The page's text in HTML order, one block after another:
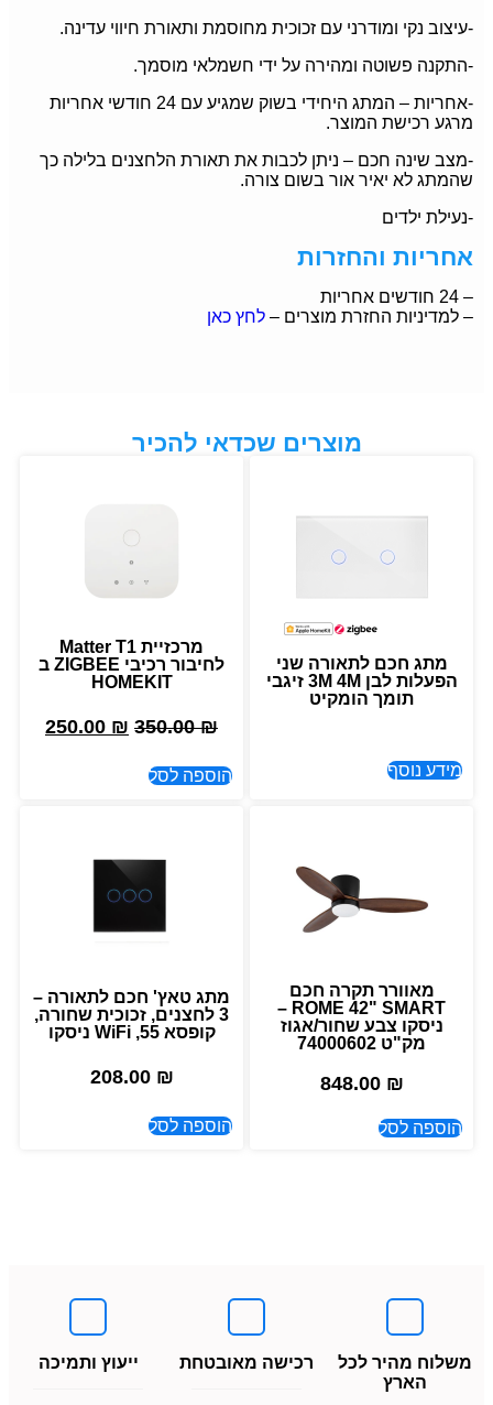
-עיצוב נקי ומודרני עם זכוכית מחוסמת ותאורת חיווי עדינה.
-התקנה פשוטה ומהירה על ידי חשמלאי מוסמך.
-אחריות – המתג היחידי בשוק שמגיע עם 24 חודשי אחריות
מרגע רכישת המוצר.
-מצב שינה חכם – ניתן לכבות את תאורת הלחצנים בלילה כך
שהמתג לא יאיר אור בשום צורה.
-נעילת ילדים
אחריות והחזרות
– 24 חודשים אחריות
– למדיניות החזרת מוצרים – לחץ כאן
מוצרים שכדאי להכיר
מתג חכם לתאורה שני
הפעלות לבן 3M 4M זיגבי
תומך הומקיט
מידע נוסף
מרכזיית Matter T1
לחיבור רכיבי ZIGBEE ב
HOMEKIT
350.00₪
250.00 ₪
הוספה לסל
מאוורר תקרה חכם
ROME 42" SMART –
ניסקו צבע שחור/אגוז
מק"ט 74000602
848.00 ₪
הוספה לסל
מתג טאץ' חכם לתאורה –
3 לחצנים, זכוכית שחורה,
קופסא 55, WiFi ניסקו
208.00 ₪
הוספה לסל
משלוח מהיר לכל
הארץ
רכישה מאובטחת ייעוץ ותמיכה